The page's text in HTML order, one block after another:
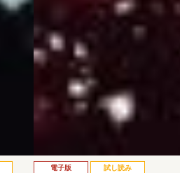
電子版 試し読み